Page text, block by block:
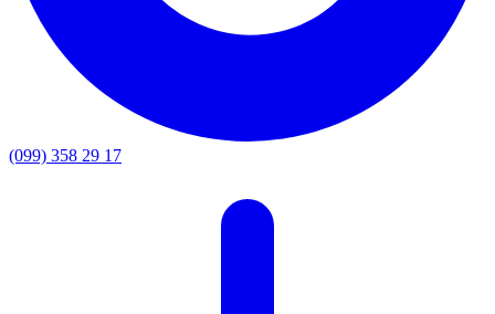
(099) 358 29 17